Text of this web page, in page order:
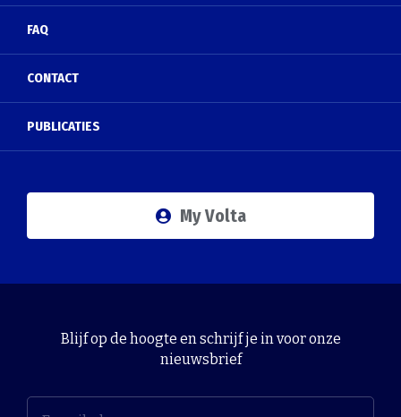
FAQ
CONTACT
PUBLICATIES
My Volta
Blijf op de hoogte en schrijf je in voor onze
nieuwsbrief